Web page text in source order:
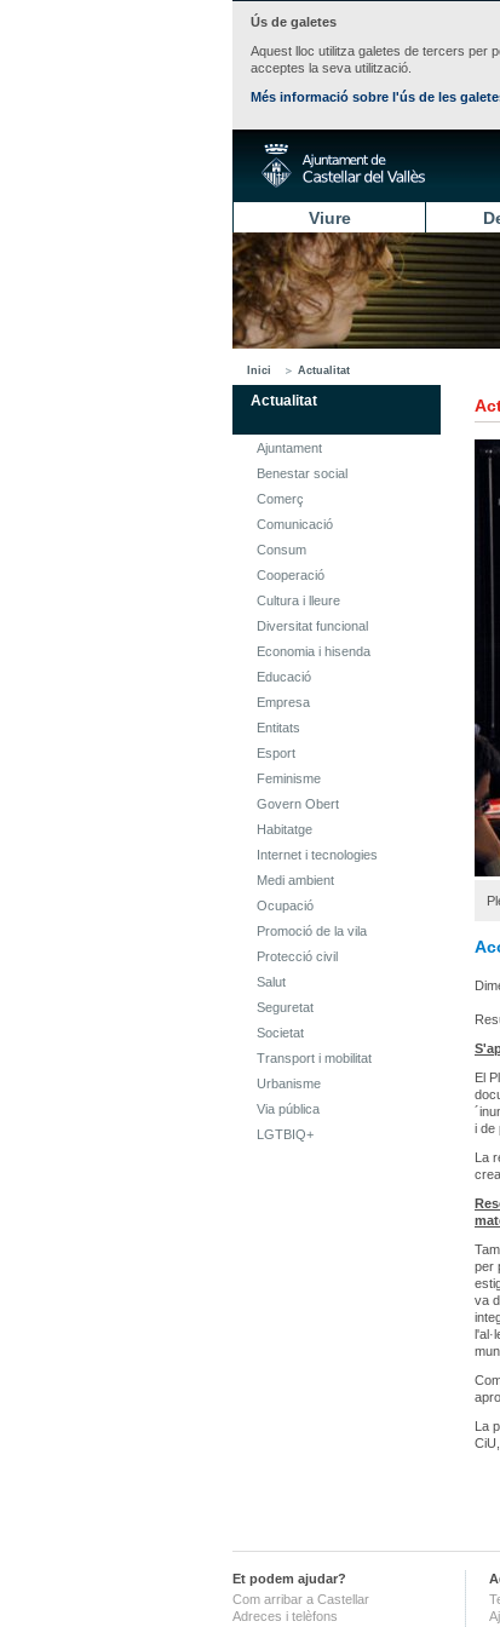
Ús de galetes
Aquest lloc utilitza galetes de tercers per
acceptes la seva utilització.
Més informació sobre l'ús de les
Viure
Inici Actualitat
Actualitat
Ajuntament
Benestar social
Comerç
Comunicació
Consum
Cooperació
Cultura i lleure
Diversitat funcional
Economia i hisenda
Educació
Empresa
Entitats
Esport
Feminisme
Govern Obert
Habitatge
Internet i tecnologies
Medi ambient
Ocupació
Promoció de la vila
Protecció civil
Salut
Seguretat
Societat
Transport i mobilitat
Urbanisme
Via pública
LGTBIQ+
El
i de
La
per
va
La
Et podem ajudar?
Com arribar a Castellar
Adreces i telèfons